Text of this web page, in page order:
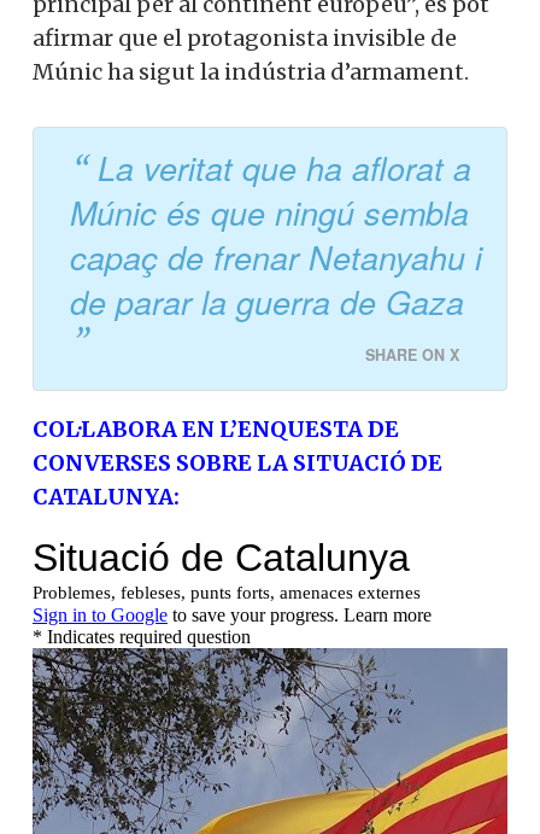
Un ampli nombre de països de l’anomenat
Sud Global(països en vies de
se a la confrontació entre democràcies i
règims autoritaris. Reclamen un ordre
mundial que els sigui més favorable.
Amb una Rússia absent de la Conferència
de Seguretat de Múnic per raons òbvies, i
negada la possibilitat de trobades
informals amb el país que s’ha convertit
en “l’amenaça principal per al continent
europeu”, es pot afirmar que el
protagonista invisible de Múnic ha sigut
La veritat que ha aflorat
a Múnic és que ningú
sembla capaç de frenar
Netanyahu i de parar la
guerra de Gaza
SHARE ON X